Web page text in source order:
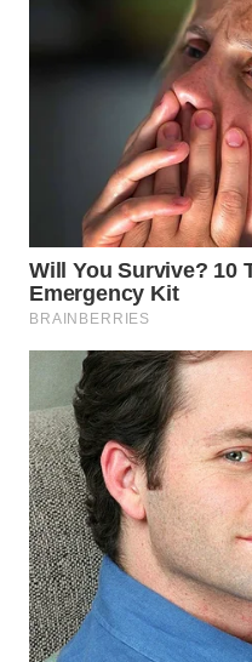
INDRAMAYU
WN
KUNINGAN
WN
MAJALENGKA
WN
SUBANG
WN
SUKABUMI
WN
PURWAKARTA
WN